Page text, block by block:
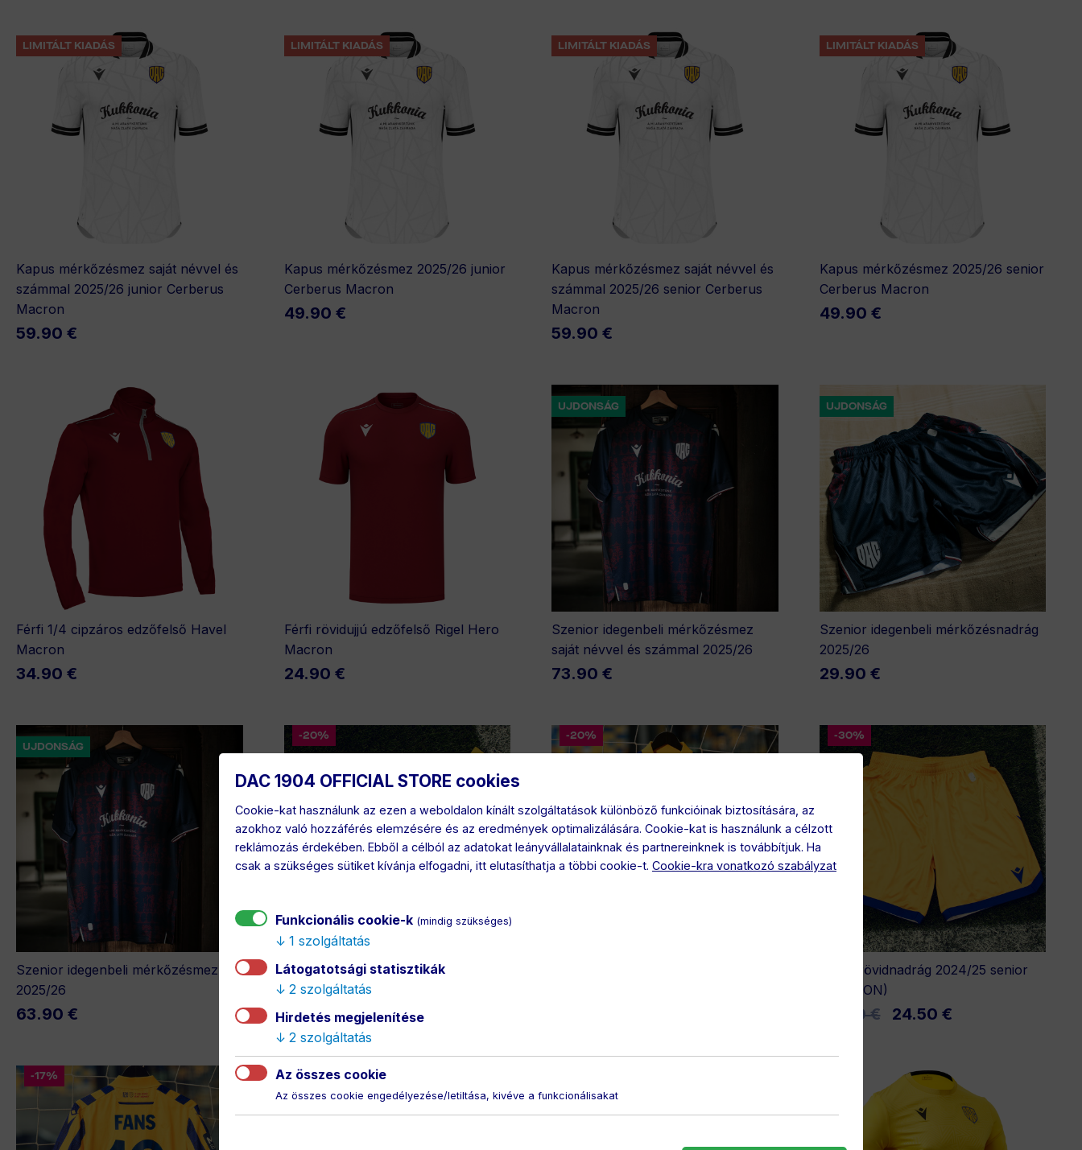
LIMITÁLT KIADÁS
Kapus mérkőzésmez saját névvel és
számmal 2025/26 junior Cerberus
Macron
59.90 €
LIMITÁLT KIADÁS
Kapus mérkőzésmez 2025/26 junior
Cerberus Macron
49.90 €
LIMITÁLT KIADÁS
Kapus mérkőzésmez saját névvel és
számmal 2025/26 senior Cerberus
Macron
59.90 €
LIMITÁLT KIADÁS
Kapus mérkőzésmez 2025/26 senior
Cerberus Macron
49.90 €
Férfi 1/4 cipzáros edzőfelső Havel
Macron
34.90 €
Férfi rövidujjú edzőfelső Rigel Hero
Macron
24.90 €
UJDONSÁG
Szenior idegenbeli mérkőzésmez
saját névvel és számmal 2025/26
73.90 €
UJDONSÁG
Szenior idegenbeli mérkőzésnadrág
2025/26
29.90 €
UJDONSÁG
Szenior idegenbeli mérkőzésmez
2025/26
63.90 €
-20%
Felnőtt hazai sportszár 2024/25
(MACRON)
14.00 € 11.20 €
-20% -30%
Hazai rövidnadrág 2024/25 senior
(MACRON)
35.00 € 24.50 €
-17%
DAC 1904 OFFICIAL STORE cookies
Cookie-kat használunk az ezen a weboldalon kínált szolgáltatások különböző funkcióinak biztosítására, az
azokhoz való hozzáférés elemzésére és az eredmények optimalizálására. Cookie-kat is használunk a célzott
reklámozás érdekében. Ebből a célból az adatokat leányvállalatainknak és partnereinknek is továbbítjuk. Ha
csak a szükséges sütiket kívánja elfogadni, itt elutasíthatja a többi cookie-t. Cookie-kra vonatkozó szabályzat
Funkcionális cookie-k (mindig szükséges)
1 szolgáltatás
Látogatotsági statisztikák
2 szolgáltatás
Hirdetés megjelenítése
2 szolgáltatás
Az összes cookie
Az összes cookie engedélyezése/letiltása, kivéve a funkcionálisakat